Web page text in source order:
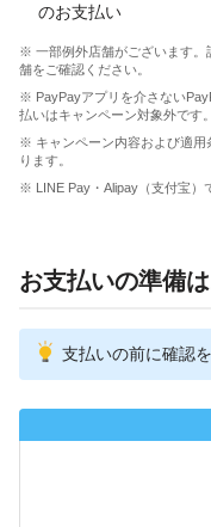
のお支払い
※ 一部例外店舗がございます。
舗をご確認ください。
※ PayPayアプリを介さない
払いはキャンペーン対象外です。
※ キャンペーン内容および適用
ります。
※ LINE Pay・Alipay（支付宝）
お支払いの準備
支払いの前に確認